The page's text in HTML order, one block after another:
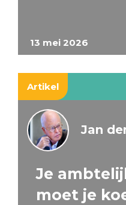
13 mei 2026
Artikel
Jan
Je
moet je